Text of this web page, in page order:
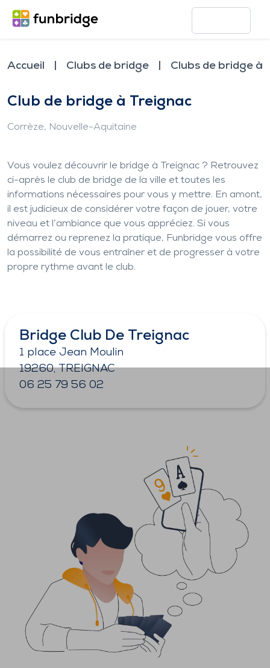
Accueil Clubs de bridge Clubs de bridge à
Club de bridge à Treignac
Corrèze, Nouvelle-Aquitaine
Vous voulez découvrir le bridge à Treignac ? Retrouvez
ci-après le club de bridge de la ville et toutes les
informations nécessaires pour vous y mettre. En amont,
il est judicieux de considérer votre façon de jouer, votre
niveau et l’ambiance que vous appréciez. Si vous
démarrez ou reprenez la pratique, Funbridge vous offre
la possibilité de vous entraîner et de progresser à votre
propre rythme avant le club.
Bridge Club De Treignac
1 place Jean Moulin
19260, TREIGNAC
06 25 79 56 02